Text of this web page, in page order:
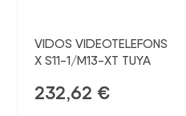
VIDOS VIDEOTELEFONS
X S11-1/M13-XT TUYA
232,62 €